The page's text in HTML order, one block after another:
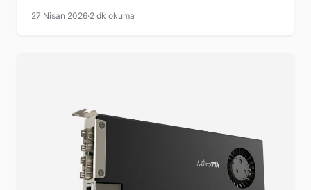
27 Nisan 2026·2 dk okuma